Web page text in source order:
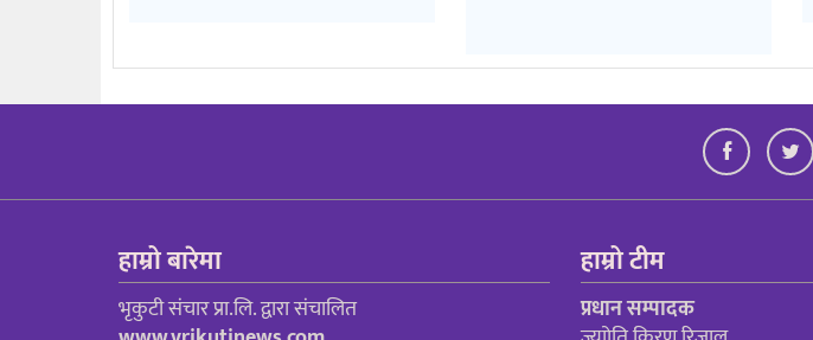
हाम्रो बारेमा
भृकुटी संचार प्रा.लि. द्वारा संचालित
हाम्रो टीम
प्रधान सम्पादक